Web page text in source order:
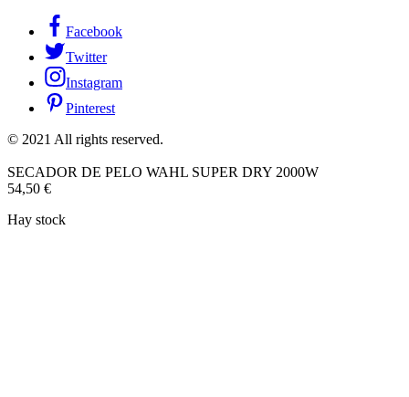
Facebook
Twitter
Instagram
Pinterest
© 2021 All rights reserved.
SECADOR DE PELO WAHL SUPER DRY 2000W
54,50 €
Hay stock